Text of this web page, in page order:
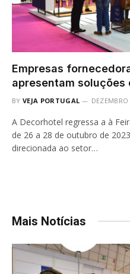
Empresas
apresentam soluções
BY VEJA PORTUGAL
A Decorhotel regressa a à
de 26 a 28 de outubro de
direcionada ao setor…
Mais Notícias